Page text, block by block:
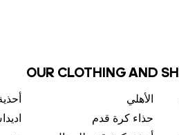
OUR CLOTHING AND
الأهلي
حذاء كرة قدم